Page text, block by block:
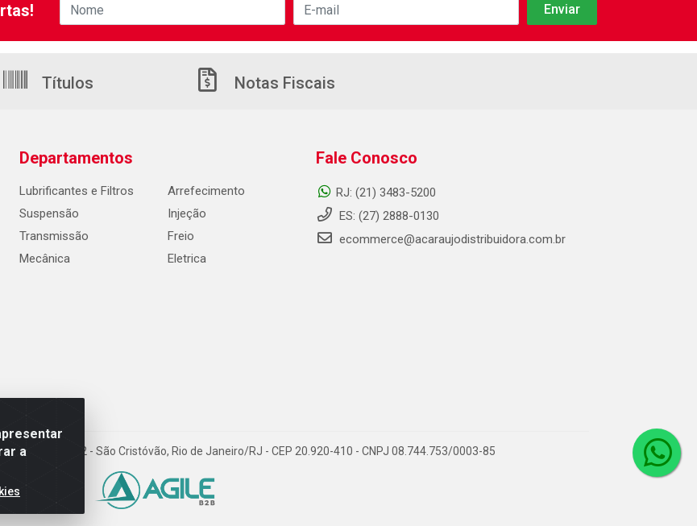
a
Títulos Notas Fiscais
Departamentos
Lubrificantes e Filtros
Suspensão
Transmissão
Mecânica
Arrefecimento
Injeção
Freio
Eletrica
Fale Conosco
RJ: (21) 3483-5200
ES: (27) 2888-0130
ecommerce@acaraujodistribuidora.com.br
de Campos, 42 - São Cristóvão, Rio de Janeiro/RJ - CEP 20.920-410 - CNPJ 08.744.753/0003-85